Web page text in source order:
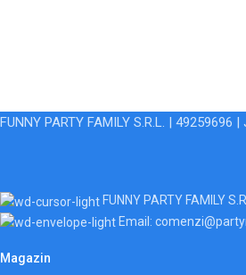
FUNNY PARTY FAMILY S.R.L. | 49259696
FUNNY PARTY FAMILY
Email:
Magazin